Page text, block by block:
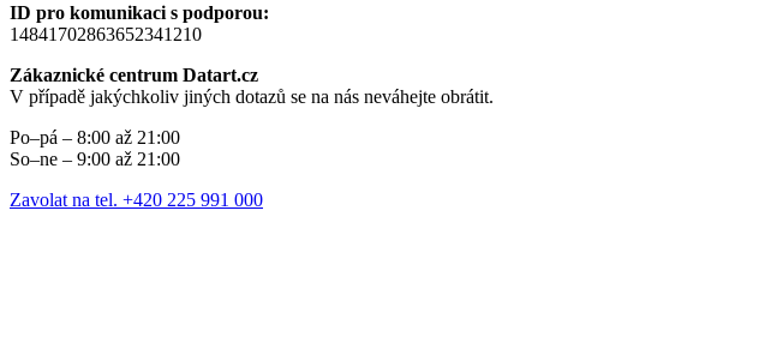
ID pro komunikaci s podporou:
14841702863652341210
Zákaznické centrum Datart.cz
V případě jakýchkoliv jiných dotazů se na nás neváhejte obrátit.
Po–pá – 8:00 až 21:00
So–ne – 9:00 až 21:00
Zavolat na tel. +420 225 991 000